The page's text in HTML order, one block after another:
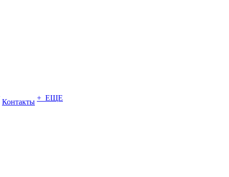
Контакты + ЕЩЕ